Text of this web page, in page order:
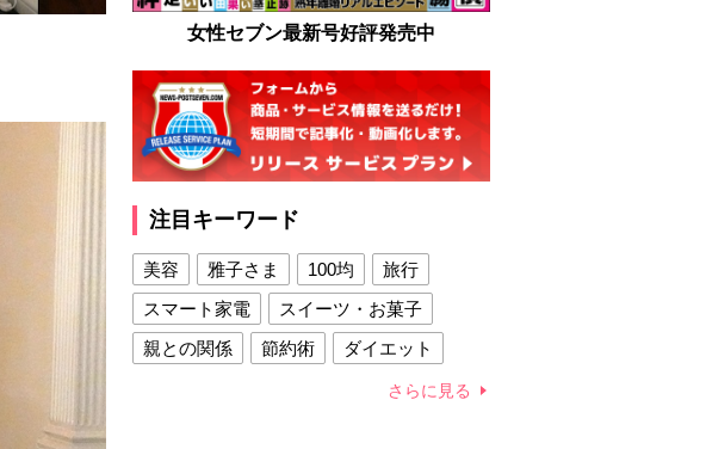
女性セブン最新号好評発売中
注目キーワード
美容 雅子さま 100均
旅行
スマート家電
スイーツ・お菓子
親との関係
節約術
ダイエット
さらに見る